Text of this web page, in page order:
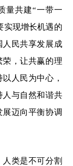
量共建“一带一
实现增长机遇的
人民共享发展成
荣，让共赢的理
人民为中心，
人与自然和谐共
迈向平衡协调
类是不可分割